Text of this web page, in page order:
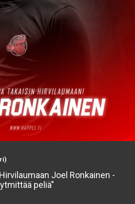
Joel Ronkainen -
peliä"